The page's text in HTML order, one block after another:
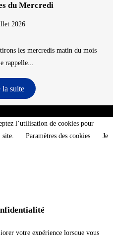
du Mercredi
2026
les mercredis matin du mois
rappelle...
la suite
l’utilisation de cookies pour
site.
Paramètres des cookies
Je
votre expérience lorsque vous